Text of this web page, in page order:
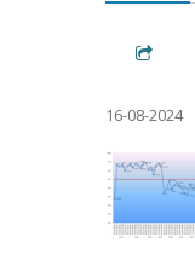
16-08-2024